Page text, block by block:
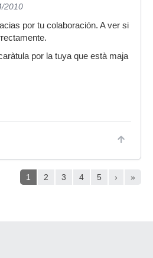
2010
por tu colaboración. A ver si
por la tuya que està maja
1 2 3 4 5 › »